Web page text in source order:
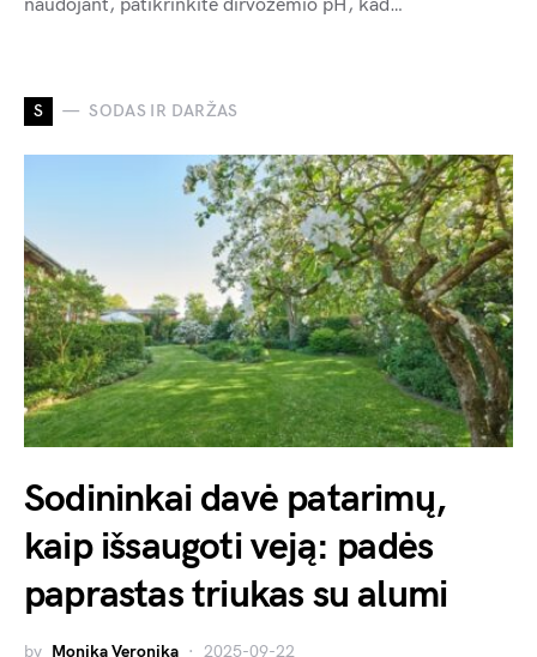
naudojant, patikrinkite dirvožemio pH, kad…
S SODAS IR DARŽAS
Sodininkai davė patarimų,
kaip išsaugoti veją: padės
paprastas triukas su alumi
by Monika Veronika 2025-09-22